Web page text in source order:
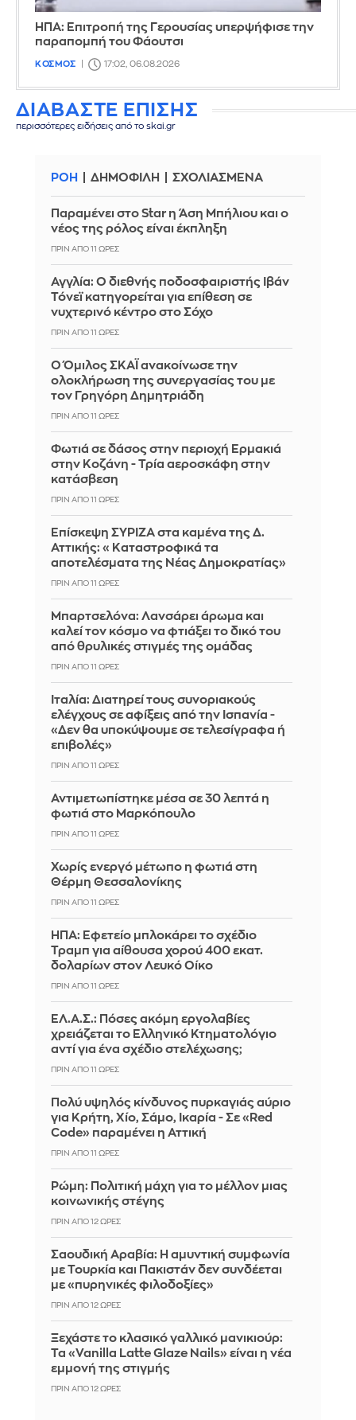
ΗΠΑ: Επιτροπή της Γερουσίας υπερψήφισε την
παραπομπή του Φάουτσι
ΚΟΣΜΟΣ 17:02, 06.08.2026
ΔΙΑΒΑΣΤΕ ΕΠΙΣΗΣ
περισσότερες ειδήσεις από το skai.gr
ΡΟΗ ΔΗΜΟΦΙΛΗ ΣΧΟΛΙΑΣΜΕΝΑ
Παραμένει στο Star η Άση Μπήλιου και ο
νέος της ρόλος είναι έκπληξη
ΠΡΙΝ ΑΠΌ 11 ΏΡΕΣ
Αγγλία: Ο διεθνής ποδοσφαιριστής Ιβάν
Τόνεϊ κατηγορείται για επίθεση σε
νυχτερινό κέντρο στο Σόχο
ΠΡΙΝ ΑΠΌ 11 ΏΡΕΣ
Ο Όμιλος ΣΚΑΪ ανακοίνωσε την
ολοκλήρωση της συνεργασίας του με
τον Γρηγόρη Δημητριάδη
ΠΡΙΝ ΑΠΌ 11 ΏΡΕΣ
Φωτιά σε δάσος στην περιοχή Ερμακιά
στην Κοζάνη - Τρία αεροσκάφη στην
κατάσβεση
ΠΡΙΝ ΑΠΌ 11 ΏΡΕΣ
Επίσκεψη ΣΥΡΙΖΑ στα καμένα της Δ.
Αττικής: «Καταστροφικά τα
αποτελέσματα της Νέας Δημοκρατίας»
ΠΡΙΝ ΑΠΌ 11 ΏΡΕΣ
Μπαρτσελόνα: Λανσάρει άρωμα και
καλεί τον κόσμο να φτιάξει το δικό του
από θρυλικές στιγμές της ομάδας
ΠΡΙΝ ΑΠΌ 11 ΏΡΕΣ
Ιταλία: Διατηρεί τους συνοριακούς
ελέγχους σε αφίξεις από την Ισπανία -
«Δεν θα υποκύψουμε σε τελεσίγραφα ή
επιβολές»
ΠΡΙΝ ΑΠΌ 11 ΏΡΕΣ
Αντιμετωπίστηκε μέσα σε 30 λεπτά η
φωτιά στο Μαρκόπουλο
ΠΡΙΝ ΑΠΌ 11 ΏΡΕΣ
Χωρίς ενεργό μέτωπο η φωτιά στη
Θέρμη Θεσσαλονίκης
ΠΡΙΝ ΑΠΌ 11 ΏΡΕΣ
ΗΠΑ: Εφετείο μπλοκάρει το σχέδιο
Τραμπ για αίθουσα χορού 400 εκατ.
δολαρίων στον Λευκό Οίκο
ΠΡΙΝ ΑΠΌ 11 ΏΡΕΣ
ΕΛ.Α.Σ.: Πόσες ακόμη εργολαβίες
χρειάζεται το Ελληνικό Κτηματολόγιο
αντί για ένα σχέδιο στελέχωσης;
ΠΡΙΝ ΑΠΌ 11 ΏΡΕΣ
Πολύ υψηλός κίνδυνος πυρκαγιάς αύριο
για Κρήτη, Χίο, Σάμο, Ικαρία - Σε «Red
Code» παραμένει η Αττική
ΠΡΙΝ ΑΠΌ 11 ΏΡΕΣ
Ρώμη: Πολιτική μάχη για το μέλλον μιας
κοινωνικής στέγης
ΠΡΙΝ ΑΠΌ 12 ΏΡΕΣ
Σαουδική Αραβία: Η αμυντική συμφωνία
με Τουρκία και Πακιστάν δεν συνδέεται
με «πυρηνικές φιλοδοξίες»
ΠΡΙΝ ΑΠΌ 12 ΏΡΕΣ
Ξεχάστε το κλασικό γαλλικό μανικιούρ:
Τα «Vanilla Latte Glaze Nails» είναι η νέα
εμμονή της στιγμής
ΠΡΙΝ ΑΠΌ 12 ΏΡΕΣ